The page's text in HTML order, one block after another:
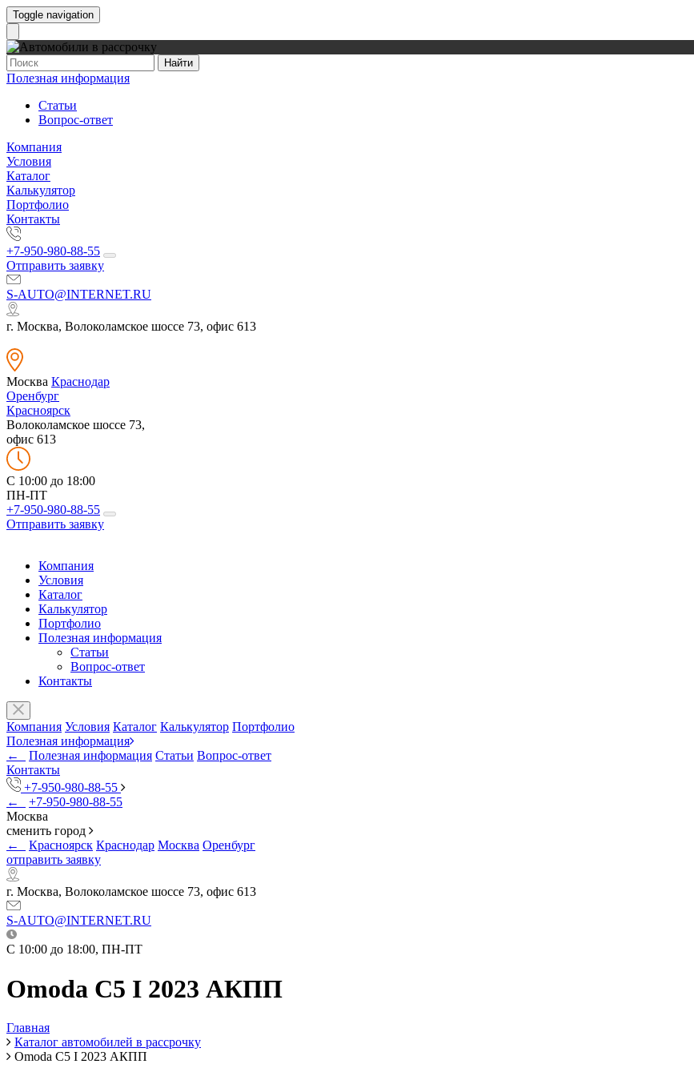
Toggle navigation
Найти
Полезная информация
Статьи
Вопрос-ответ
Компания
Условия
Каталог
Калькулятор
Портфолио
Контакты
+7-950-980-88-55
Отправить заявку
S-AUTO@INTERNET.RU
г. Москва, Волоколамское шоссе 73, офис 613
Москва Краснодар
Оренбург
Красноярск
Волоколамское шоссе 73,
офис 613
C 10:00 до 18:00
ПН-ПТ
+7-950-980-88-55
Отправить заявку
Компания
Условия
Каталог
Калькулятор
Портфолио
Полезная информация
Статьи
Вопрос-ответ
Контакты
Компания Условия Каталог Калькулятор Портфолио
Полезная информация
←
Полезная информация Статьи Вопрос-ответ
Контакты
+7-950-980-88-55
←
+7-950-980-88-55
Москва
сменить город
←
Красноярск Краснодар Москва Оренбург
отправить заявку
г. Москва, Волоколамское шоссе 73, офис 613
S-AUTO@INTERNET.RU
C 10:00 до 18:00, ПН-ПТ
Omoda C5 I 2023 АКПП
Главная
Каталог автомобилей в рассрочку
Omoda C5 I 2023 АКПП